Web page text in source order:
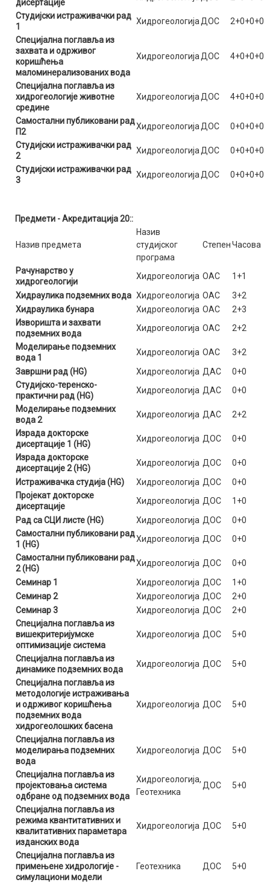
дисертације
Студијски истраживачки рад
1
Хидрогеологија ДОС
2+0+0+0
Специјална поглавља из
захвата и одрживог
коришћења
маломинерализованих вода
Хидрогеологија ДОС 4+0+0+0
Специјална поглавља из
хидрогеологије животне
средине
Хидрогеологија ДОС 4+0+0+0
Самостални публиковани рад
П2
Хидрогеологија ДОС
0+0+0+0
Студијски истраживачки рад
2
Хидрогеологија ДОС
0+0+0+0
Студијски истраживачки рад
3
Хидрогеологија ДОС 0+0+0+0
Предмети - Акредитација 20::
Назив предмета
Назив
студијског
програма
СтепенЧасова
Рачунарство у
хидрогеологији
Хидрогеологија ОАС
1+1
Хидраулика подземних вода Хидрогеологија ОАС
3+2
Хидраулика бунара
Хидрогеологија ОАС
2+3
Изворишта и захвати
подземних вода
Хидрогеологија ОАС
2+2
Моделирање подземних
вода 1
Хидрогеологија ОАС
3+2
Завршни рад (HG)
Хидрогеологија ДАС
0+0
Студијско-теренско-
практични рад (HG)
Хидрогеологија ДАС
0+0
Моделирање подземних
вода 2
Хидрогеологија ДАС
2+2
Израда докторске
дисертације 1 (HG)
Хидрогеологија ДОС
0+0
Израда докторске
дисертације 2 (HG)
Хидрогеологија ДОС
0+0
Истраживачка студија (HG)
Хидрогеологија ДОС
0+0
Пројекат докторске
дисертације
Хидрогеологија ДОС
1+0
Рад са СЦИ листе (HG)
Хидрогеологија ДОС
0+0
Самостални публиковани рад
1 (HG)
Хидрогеологија ДОС
0+0
Самостални публиковани рад
2 (HG)
Хидрогеологија ДОС
0+0
Семинар 1
Хидрогеологија ДОС
1+0
Семинар 2
Хидрогеологија ДОС
2+0
Семинар 3
Хидрогеологија ДОС
2+0
Специјална поглавља из
вишекритеријумске
оптимизације система
Хидрогеологија ДОС 5+0
Специјална поглавља из
динамике подземних вода
Хидрогеологија ДОС
5+0
Специјална поглавља из
методологије истраживања
и одрживог коришћења
подземних вода
хидрогеолошких басена
Хидрогеологија ДОС 5+0
Специјална поглавља из
моделирања подземних
вода
Хидрогеологија ДОС 5+0
Специјална поглавља из
пројектовања система
одбране од подземних вода
Хидрогеологија,
Геотехника
ДОС 5+0
Специјална поглавља из
режима квантитативних и
квалитативних параметара
изданских вода
Хидрогеологија ДОС 5+0
Специјална поглавља из
примењене хидрологије -
симулациони модели
Геотехника ДОС 5+0